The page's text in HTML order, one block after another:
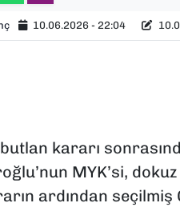
10.06.2026 - 22:04
kararı
MYK’si,
ardından